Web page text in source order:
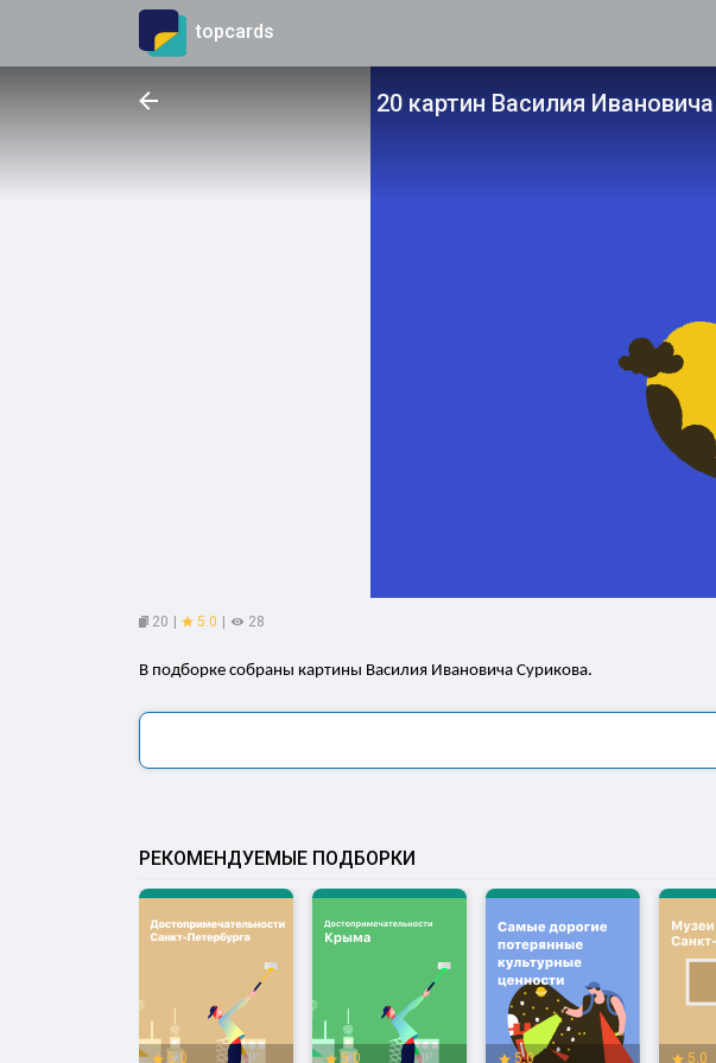
topcards
20 картин Василия
20 | 5.0 | 28
В подборке собраны картины Василия Ивановича Сурикова.
РЕКОМЕНДУЕМЫЕ ПОДБОРКИ
5.0 5.0 5.0 5.0